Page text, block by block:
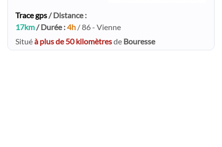
Trace gps/ Distance :
17km/ Durée :4h / 86 - Vienne
Situéà plus de 50 kilomètresde Bouresse